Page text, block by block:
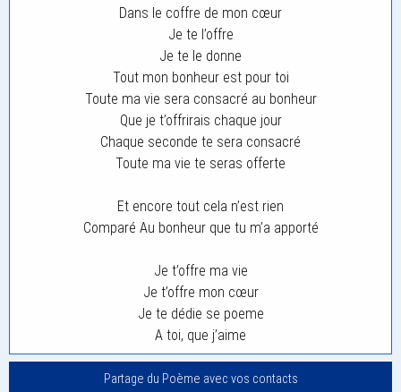
Dans le coffre de mon cœur
Je te l’offre
Je te le donne
Tout mon bonheur est pour toi
Toute ma vie sera consacré au bonheur
Que je t’offrirais chaque jour
Chaque seconde te sera consacré
Toute ma vie te seras offerte
Et encore tout cela n’est rien
Comparé Au bonheur que tu m’a apporté
Je t’offre ma vie
Je t’offre mon cœur
Je te dédie se poeme
A toi, que j’aime
Partage du Poème avec vos contacts